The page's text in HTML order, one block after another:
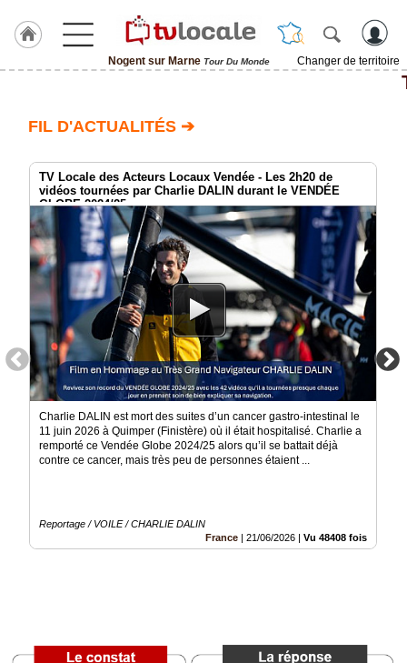
Nogent sur Marne Tour Du Monde
Changer de territoire
Nogent
TvLocale
France
Accueil
RUBRIQUES
Agenda
Gazette
Vidéos
Médias
Prémium
éditeur
FIL D'ACTUALITÉS ➔
TV Locale des Acteurs Locaux Vendée - Les 2h20 de
vidéos tournées par Charlie DALIN durant le VENDÉE
GLOBE 2024/25
Charlie DALIN est mort des suites d’un cancer gastro-intestinal le
11 juin 2026 à Quimper (Finistère) où il était hospitalisé. Charlie a
remporté ce Vendée Globe 2024/25 alors qu’il se battait déjà
contre ce cancer, mais très peu de personnes étaient ...
Reportage / VOILE / CHARLIE DALIN
France
21/06/2026 Vu 48408 fois